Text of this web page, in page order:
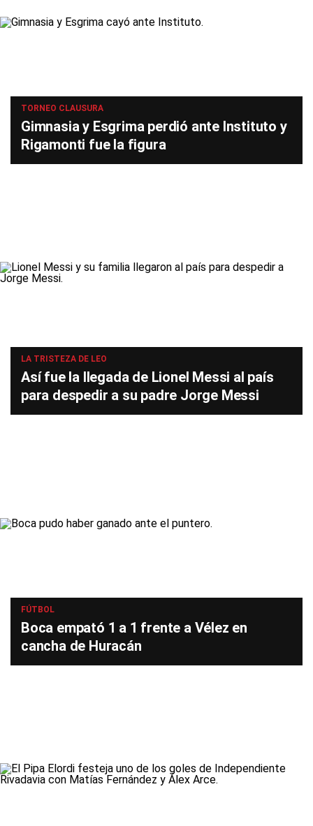
TORNEO CLAUSURA
Gimnasia y Esgrima perdió ante Instituto y
Rigamonti fue la figura
LA TRISTEZA DE LEO
Así fue la llegada de Lionel Messi al país
para despedir a su padre Jorge Messi
FÚTBOL
Boca empató 1 a 1 frente a Vélez en
cancha de Huracán